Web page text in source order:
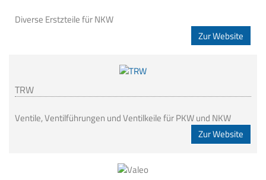
Diverse Erstzteile für NKW
Zur Website
TRW
Ventile, Ventilführungen und Ventilkeile für PKW und NKW
Zur Website